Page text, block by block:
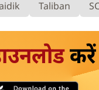
Taliban
करें